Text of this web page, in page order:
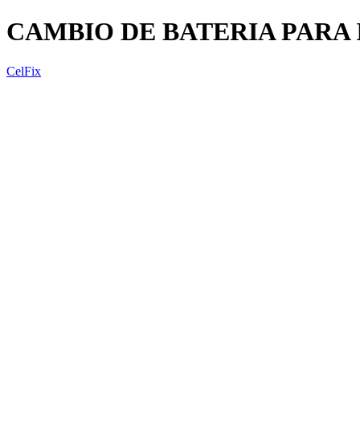
CAMBIO DE BATERIA PARA
CelFix